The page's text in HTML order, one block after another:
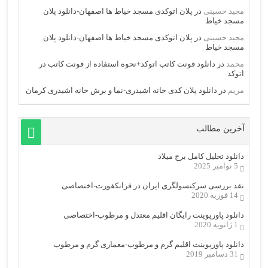
مجید حسینی در پلان اتوکدی مسجد خیاط ها اصفهان-دانلود پلان
مسجد خیاط
مجید حسینی در پلان اتوکدی مسجد خیاط ها اصفهان-دانلود پلان
مسجد خیاط
محمد در دانلود فونت کاتب اتوکد+نحوه استفاده از فونت کاتب در
اتوکد
مریم در دانلود پلان کدی خانه اشیدری-نما و برش خانه اشیدری کرمان
آخرین مطالب
دانلود تحلیل کامل برج میلاد
5 نوامبر 2025
نقد بررسی سرکنسولگری ایران در فرانکفورت-اختصاصی
14 فوریه 2020
دانلود پاورپوینت رایگان اقلیم معتدل و مرطوب-اختصاصی
1 ژانویه 2020
دانلود پاورپوینت اقلیم گرم و مرطوب-معماری گرم و مرطوب
31 دسامبر 2019